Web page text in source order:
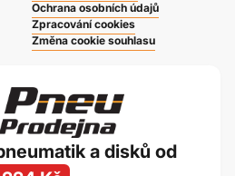
Ochrana osobních údajů
Zpracování cookies
Změna cookie souhlasu
a disků od